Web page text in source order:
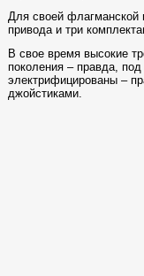
Для своей флагманской
привода и три
В свое время высокие
поколения – правда,
электрифицированы –
джойстиками.